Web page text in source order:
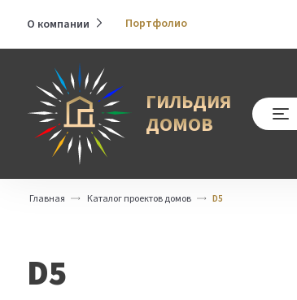
О компании
Развернуть
меню
Портфолио
ГИЛЬДИЯ
ДОМОВ
Главная Каталог проектов домов D5
D5